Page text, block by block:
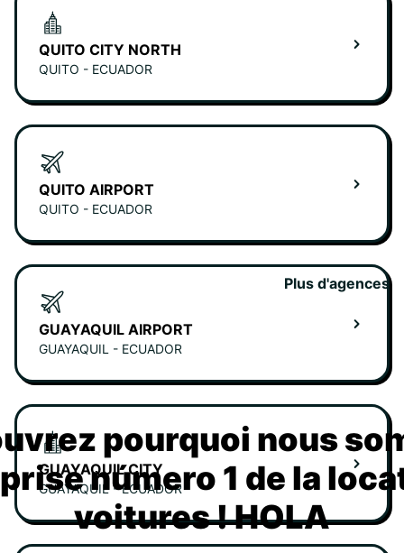
QUITO CITY NORTH
QUITO - ECUADOR
QUITO AIRPORT
QUITO - ECUADOR
GUAYAQUIL AIRPORT
GUAYAQUIL - ECUADOR
GUAYAQUIL CITY
GUAYAQUIL - ECUADOR
Plus d'agences
pourquoi nous
número 1 de la
voitures ! HOLA